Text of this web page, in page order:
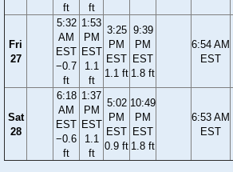
ft
ft
Fri
27
5:32
AM
EST
−0.7
ft
1:53
PM
EST
1.1
ft
3:25
PM
EST
1.1 ft
9:39
PM
EST
1.8 ft
6:54 AM
EST
Sat
28
6:18
AM
EST
−0.6
ft
1:37
PM
EST
1.1
ft
5:02
PM
EST
0.9 ft
10:49
PM
EST
1.8 ft
6:53 AM
EST